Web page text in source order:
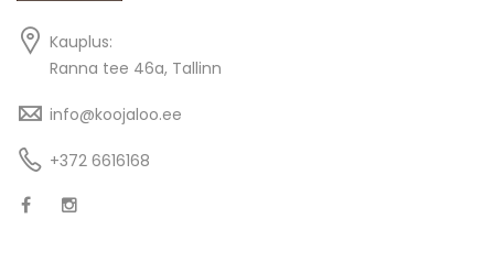
Kauplus:
Ranna tee 46a, Tallinn
info@koojaloo.ee
+372 6616168